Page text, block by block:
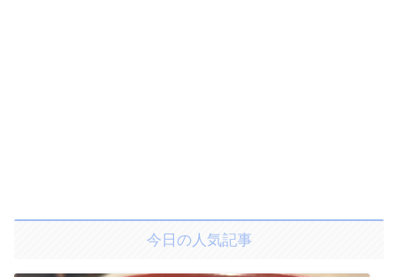
今日の人気記事